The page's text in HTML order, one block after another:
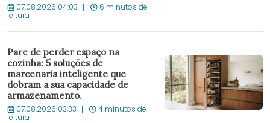
07.08.2026 04:03 6 minutos de
leitura
Pare de perder espaço na
cozinha: 5 soluções de
marcenaria inteligente que
dobram a sua capacidade de
armazenamento.
07.08.2026 03:33 4 minutos de
leitura